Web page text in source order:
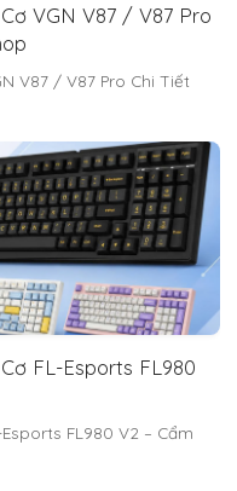
VGN V87 / V87 Pro
V87 / V87 Pro Chi Tiết
FL-Esports FL980
FL980 V2 – Cẩm